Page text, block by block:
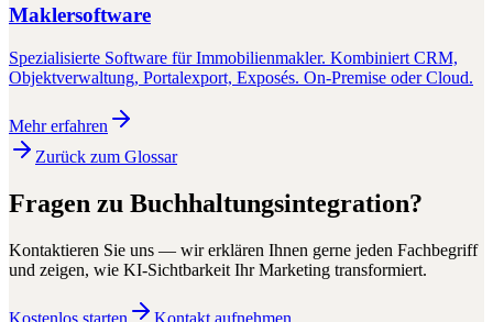
Maklersoftware
Spezialisierte Software für Immobilienmakler. Kombiniert CRM,
Objektverwaltung, Portalexport, Exposés. On-Premise oder Cloud.
Mehr erfahren
Zurück zum Glossar
Fragen zu Buchhaltungsintegration?
Kontaktieren Sie uns — wir erklären Ihnen gerne jeden Fachbegriff
und zeigen, wie KI-Sichtbarkeit Ihr Marketing transformiert.
Kostenlos starten Kontakt aufnehmen